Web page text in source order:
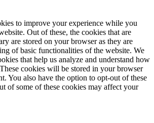
to improve your experience while you
Out of these, the cookies that are
are stored on your browser as they are
of basic functionalities of the website. We
that help us analyze and understand how
cookies will be stored in your browser
You also have the option to opt-out of these
of some of these cookies may affect your